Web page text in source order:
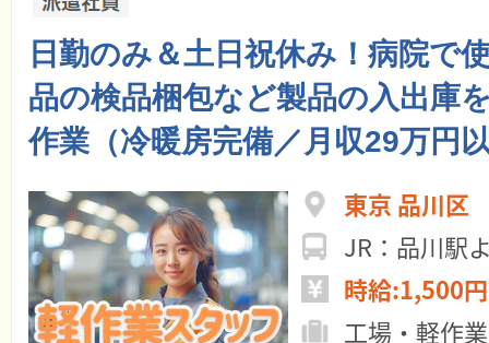
日勤のみ＆土日祝休み！病院で
品の検品梱包など製品の入出庫
作業（冷暖房完備／月収29万円
東京 品川区
JR：品川駅
時給:1,500
工場・軽作